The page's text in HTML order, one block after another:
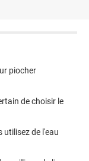
piocher
de choisir le
utilisez de l'eau